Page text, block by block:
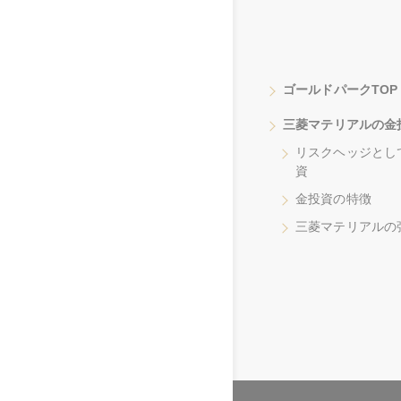
ゴールドパークTOP
三菱マテリアルの金
リスクヘッジとし
資
金投資の特徴
三菱マテリアルの